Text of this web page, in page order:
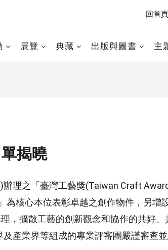
回首頁
展覽 典藏 出版與圖書 主
揭曉
理之「臺灣工藝獎(Taiwan Craft
為核心本位表彰卓越之創作物件，另增
，擴散工藝的創新觀念和協作的共好
產業界等組成的專業評審團嚴謹審查